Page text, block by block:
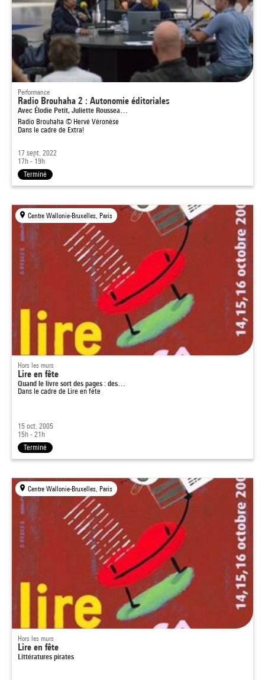
Performance
Radio Brouhaha 2 : Autonomie éditoriales
Avec Élodie Petit, Juliette Roussea…
Radio Brouhaha © Hervé Véronèse
Dans le cadre de Extra!
17 sept. 2022
17h - 19h
Terminé
Centre Wallonie-Bruxelles, Paris
Hors les murs
Lire en fête
Quand le livre sort des pages : des…
Dans le cadre de Lire en fête
15 oct. 2005
15h - 21h
Terminé
Centre Wallonie-Bruxelles, Paris
Hors les murs
Lire en fête
Littératures pirates